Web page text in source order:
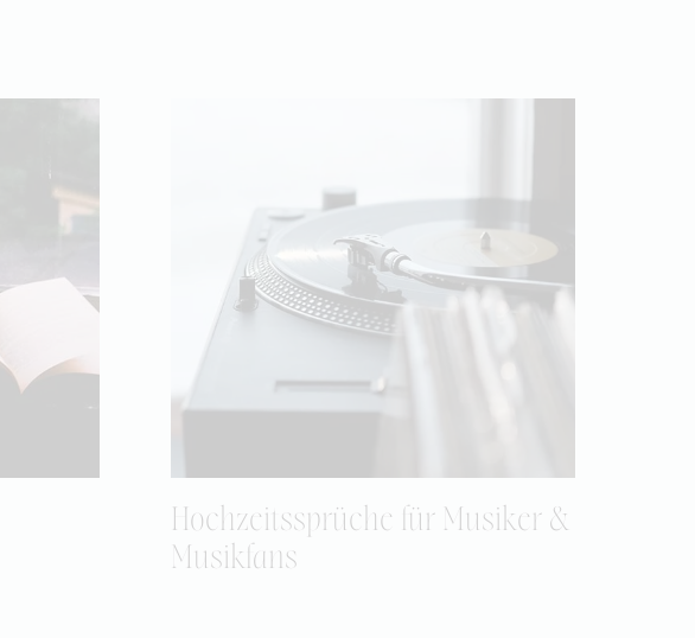
Hochzeitssprüche für Musiker &
Musikfans